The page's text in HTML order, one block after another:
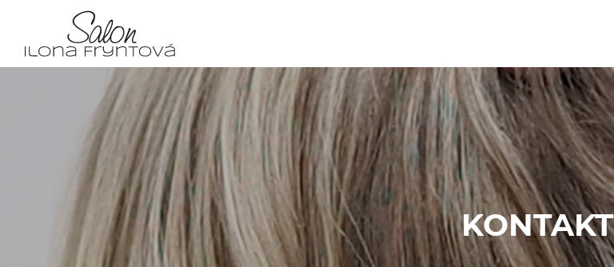
KONTAKT